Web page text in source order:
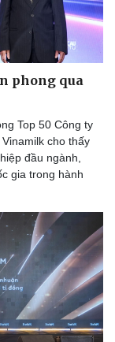
phong qua
Top 50 Công ty
cho thấy
đầu ngành,
gia trong hành